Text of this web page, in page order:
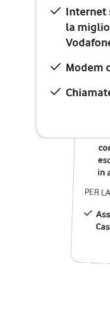
Internet
la
Modem
in
PER